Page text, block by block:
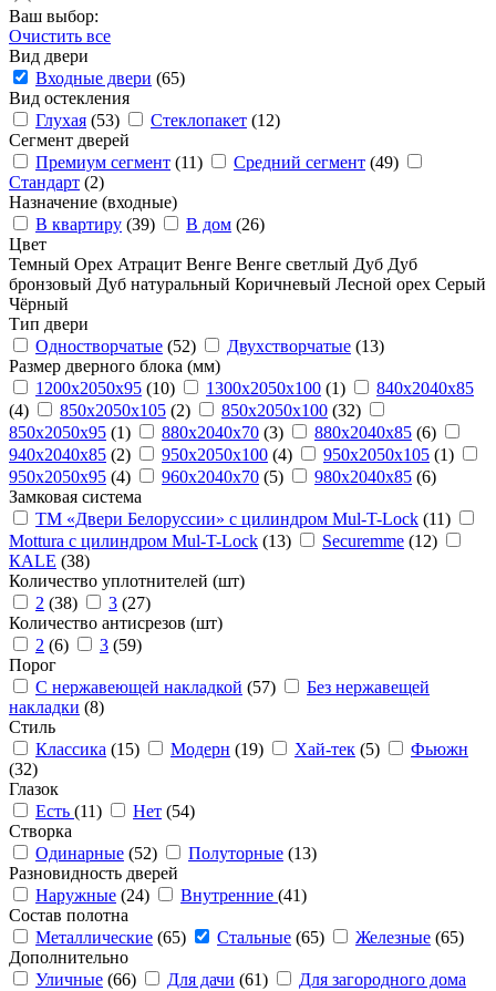
Ваш выбор:
Очистить все
Вид двери
Входные двери (65)
Вид остекления
Глухая (53) Стеклопакет (12)
Сегмент дверей
Премиум сегмент (11) Средний сегмент (49)
Стандарт (2)
Назначение (входные)
В квартиру (39) В дом (26)
Цвет
Темный Орех Атрацит Венге Венге светлый Дуб Дуб
бронзовый Дуб натуральный Коричневый Лесной орех Серый
Чёрный
Тип двери
Одностворчатые (52) Двухстворчатые (13)
Размер дверного блока (мм)
1200x2050x95 (10) 1300x2050x100 (1)
840x2040x85
(4)
850x2050x105 (2) 850x2050х100 (32)
850х2050х95 (1) 880x2040x70 (3) 880x2040x85 (6)
940x2040x85 (2) 950x2050x100 (4) 950x2050x105 (1)
950x2050x95 (4) 960x2040x70 (5) 980x2040x85 (6)
Замковая система
ТМ «Двери Белоруссии» с цилиндром Mul-T-Lock (11)
Mottura с цилиндром Mul-T-Lock (13) Securemme (12)
КАLЕ (38)
Количество уплотнителей (шт)
2 (38) 3 (27)
Количество антисрезов (шт)
2 (6) 3 (59)
Порог
С нержавеющей накладкой (57)
Без нержавещей
накладки (8)
Стиль
Классика (15) Модерн (19) Хай-тек (5)
Фьюжн
(32)
Глазок
Есть (11) Нет (54)
Створка
Одинарные (52) Полуторные (13)
Разновидность дверей
Наружные (24) Внутренние (41)
Состав полотна
Металлические (65) Стальные (65) Железные (65)
Дополнительно
Уличные (66) Для дачи (61)
Для загородного дома